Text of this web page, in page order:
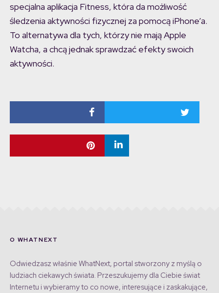
specjalna aplikacja Fitness, która da możliwość
śledzenia aktywności fizycznej za pomocą iPhone’a.
To alternatywa dla tych, którzy nie mają Apple
Watcha, a chcą jednak sprawdzać efekty swoich
aktywności.
O WHATNEXT
Odwiedzasz właśnie WhatNext, portal stworzony z myślą o
ludziach ciekawych świata. Przeszukujemy dla Ciebie świat
Internetu i wybieramy to co nowe, interesujące i zaskakujące,